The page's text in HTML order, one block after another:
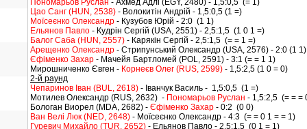
Пономарьов Руслан - Ахмед Адлі (EGY, 2480) - 1,5:0,5 (= 1)
Цао Санг (HUN, 2538) - Волокитін Андрій - 1,5:0,5 (1 =)
Моїсеєнко Олександр - Кузубов Юрій - 2:0 (1 1)
Ельянов Павло - Кудрін Сергій (USA, 2551) - 2,5:1,5 (1 0 1 =)
Балог Саба (HUN, 2557) - Карякін Сергій - 2,5:1,5 (= = 1 =)
Арещенко Олександр - Стрипунський Олександр (USA, 2576) - 2:0 (1 1)
Єфіменко Захар - Мачейя Бартломей (POL, 2591) - 3:1 (= = 1 1)
Мирошниченко Євген - Корнеєв Олег (RUS, 2599) - 1,5:2,5 (1 0 = 0)
2-й раунд
Чепаринов Іван (BUL, 2618) - Іванчук Василь - 1,5:0,5 (1 =)
Мотилев Олександр (RUS, 2632) - Пономарьов Руслан - 1,5:2,5 (= = =
Бологан Виорел (MDA, 2682) - Єфіменко Захар - 0:2 (0 0)
Ван Велі Люк (NED, 2648) - Моїсеєнко Олександр - 4:3 (= = 0 1 = = 1)
Гуревич Михайло (TUR, 2652) - Ельянов Павло - 2,5:1,5 (0 1 = 1)